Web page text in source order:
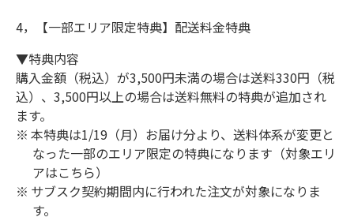
4，【一部エリア限定特典】配送料金特典
▼特典内容
購入金額（税込）が3,500円未満の場合は送料330円（税
込）、3,500円以上の場合は送料無料の特典が追加され
ます。
本特典は1/19（月）お届け分より、送料体系が変更と
なった一部のエリア限定の特典になります（対象エリ
アはこちら）
サブスク契約期間内に行われた注文が対象になりま
す。